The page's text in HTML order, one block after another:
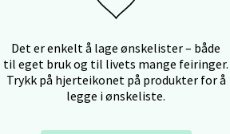
Det er enkelt å lage ønskelister – både
til eget bruk og til livets mange feiringer.
Trykk på hjerteikonet på produkter for å
legge i ønskeliste.